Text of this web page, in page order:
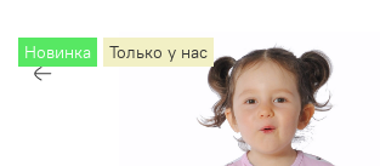
Новинка Только у нас